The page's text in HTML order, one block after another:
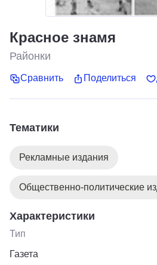
Красное знамя
Районки
Сравнить Поделиться
Тематики
Рекламные издания
Общественно-политические
Характеристики
Тип
Газета